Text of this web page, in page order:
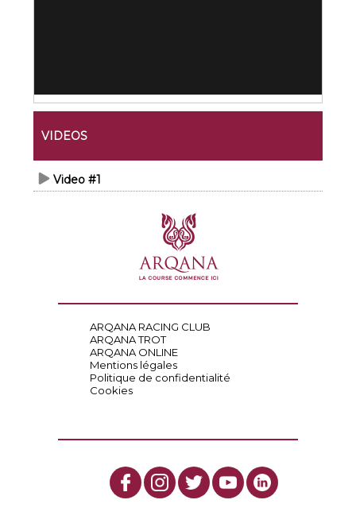
VIDEOS
Video #1
ARQANA RACING CLUB
ARQANA TROT
ARQANA ONLINE
Mentions légales
Politique de confidentialité
Cookies